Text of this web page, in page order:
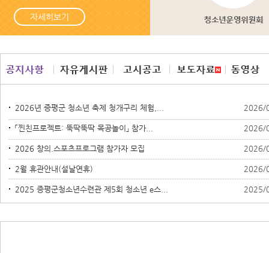
자세히보기
2026년 증평군 청소년 축제 청개구리 체험,... 2026/
「찐친프로젝트: 뚝딱뚝딱 목공놀이」 참가... 2026/
2026 창의.스포츠프로그램 참가자 모집 2026/
2월 휴관안내(설날연휴) 2026/
2025 증평군청소년수련관 제5회 청소년 e스... 2025/